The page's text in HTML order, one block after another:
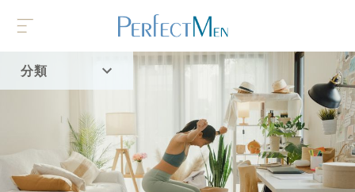
分類
首頁
流行趨勢